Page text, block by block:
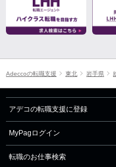
Adeccoの転職支援 東北 岩手県
アデコの転職支援に登録
MyPagログイン
転職のお仕事検索